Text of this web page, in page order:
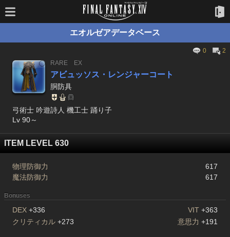
エオルゼアデータベース
0
2
RARE
EX
アビュッソス・レンジャーコート
胴防具
弓術士 吟遊詩人 機工士 踊り子
Lv 90～
ITEM LEVEL 630
物理防御力
617
魔法防御力
617
Bonuses
DEX +336 VIT +363
クリティカル +273 意思力 +191